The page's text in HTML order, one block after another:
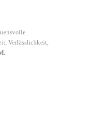
Verlässlichkeit,